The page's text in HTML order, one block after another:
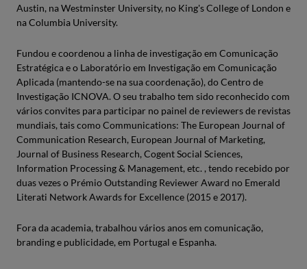
Austin, na Westminster University, no King's College of London e
na Columbia University.
Fundou e coordenou a linha de investigação em Comunicação
Estratégica e o Laboratório em Investigação em Comunicação
Aplicada (mantendo-se na sua coordenação), do Centro de
Investigação ICNOVA. O seu trabalho tem sido reconhecido com
vários convites para participar no painel de reviewers de revistas
mundiais, tais como Communications: The European Journal of
Communication Research, European Journal of Marketing,
Journal of Business Research, Cogent Social Sciences,
Information Processing & Management, etc. , tendo recebido por
duas vezes o Prémio Outstanding Reviewer Award no Emerald
Literati Network Awards for Excellence (2015 e 2017).
Fora da academia, trabalhou vários anos em comunicação,
branding e publicidade, em Portugal e Espanha.